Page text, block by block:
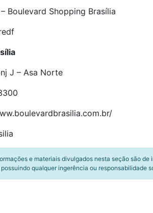
Boulevard Shopping Brasília
J – Asa Norte
e materiais divulgados nesta seção são
qualquer ingerência ou